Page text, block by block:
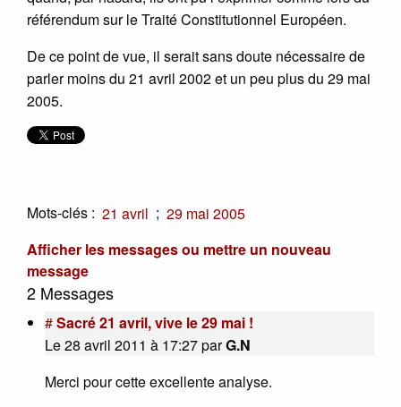
référendum sur le Traité Constitutionnel Européen.
De ce point de vue, il serait sans doute nécessaire de
parler moins du 21 avril 2002 et un peu plus du 29 mai
2005.
Mots-clés : 21 avril ; 29 mai 2005
Afficher les messages ou mettre un nouveau
message
2 Messages
#Sacré 21 avril, vive le 29 mai !
Le 28 avril 2011 à 17:27parG.N
Merci pour cette excellente analyse.